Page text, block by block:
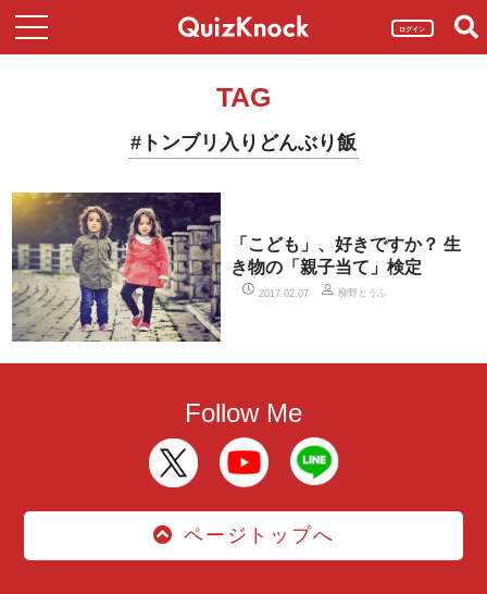
ログイン
TAG
#トンブリ入りどんぶり飯
「こども」、好きですか？ 生
き物の「親子当て」検定
2017.02.07 柳野とうふ
Follow Me
ページトップへ